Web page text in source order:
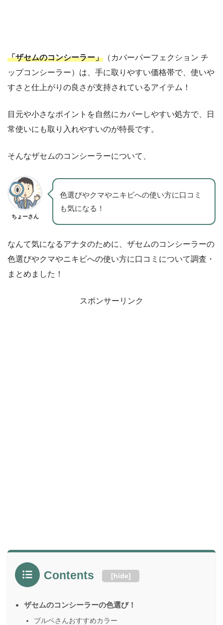
「ザセムのコンシーラー」 （カバーパーフェクション チ
ップコンシーラー）は、手に取りやすい価格帯で、使いや
すさと仕上がりの良さが支持されているアイテム！
目元や小さなポイントを自然にカバーしやすい処方で、日
常使いにも取り入れやすいのが特長です。
そんなザセムのコンシーラーについて、
ちょーさん
色選びやクマやニキビへの使い方に口コミ
も気になる！
なんて気になるアナタのために、ザセムのコンシーラーの
色選びやクマやニキビへの使い方に口コミについて調査・
まとめました！
スポンサーリンク
Contents [hide]
ザセムのコンシーラーの色選び！
ブルベさんおすすめカラー